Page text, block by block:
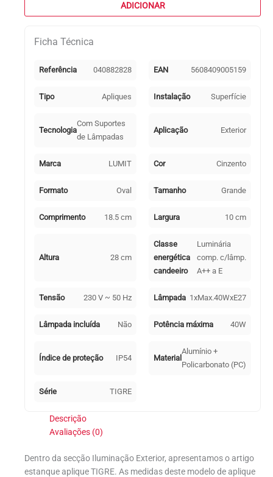
TIGRE
IP54
Alumínio
Policarbonato
ADICIONAR
Ficha Técnica
Referência 040882828 EAN 5608409005159
Tipo Apliques Instalação Superfície
Tecnologia
Com Suportes
de Lâmpadas
Aplicação Exterior
Marca LUMIT Cor Cinzento
Formato Oval Tamanho Grande
Comprimento 18.5 cm Largura 10 cm
Altura 28 cm
Classe
energética
candeeiro
Luminária
comp. c/lâmp.
A++ a E
Tensão 230 V ~ 50 Hz Lâmpada 1xMax.40WxE27
Lâmpada incluída Não Potência máxima 40W
Índice de proteção IP54 Material
Alumínio +
Policarbonato (PC)
Série TIGRE
Descrição
Avaliações (0)
Dentro da secção Iluminação Exterior, apresentamos o artigo
estanque aplique TIGRE. As medidas deste modelo de aplique